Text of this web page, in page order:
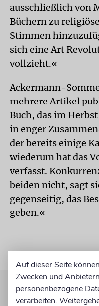
ausschließlich von
Büchern zu
Stimmen
sich eine Art
vollzieht.«
Ackermann-
mehrere Artikel
Buch, das im
in enger
der bereits einige
wiederum hat das
verfasst.
beiden nicht, sagt
gegenseitig, das
geben.«
Auf dieser Seite
Zwecken und
personenbezogene
verarbeiten.